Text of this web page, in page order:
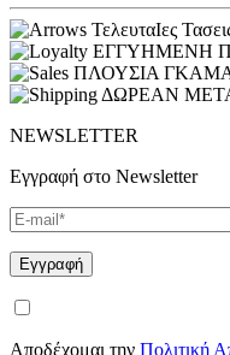
ΤελευταΙες
ΕΓΓΥΗΜΕΝΗ
ΠΛΟΥΣΙΑ
ΔΩΡΕΑΝ
NEWSLETTER
Εγγραφή στο Newsletter
Αποδέχομαι την Πολιτική